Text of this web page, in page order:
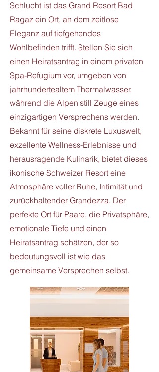
Schlucht ist das Grand Resort Bad
Ragaz ein Ort, an dem zeitlose
Eleganz auf tiefgehendes
Wohlbefinden trifft. Stellen Sie sich
einen Heiratsantrag in einem privaten
Spa-Refugium vor, umgeben von
jahrhundertealtem Thermalwasser,
während die Alpen still Zeuge eines
einzigartigen Versprechens werden.
Bekannt für seine diskrete Luxuswelt,
exzellente Wellness-Erlebnisse und
herausragende Kulinarik, bietet dieses
ikonische Schweizer Resort eine
Atmosphäre voller Ruhe, Intimität und
zurückhaltender Grandezza. Der
perfekte Ort für Paare, die Privatsphäre,
emotionale Tiefe und einen
Heiratsantrag schätzen, der so
bedeutungsvoll ist wie das
gemeinsame Versprechen selbst.